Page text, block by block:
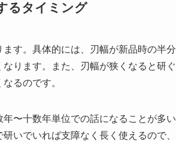
るタイミング
す。具体的には、刃幅が新品時の半分
ります。また、刃幅が狭くなると研ぐ
るのです。
〜十数年単位での話になることが多い
いでいれば支障なく長く使えるので、